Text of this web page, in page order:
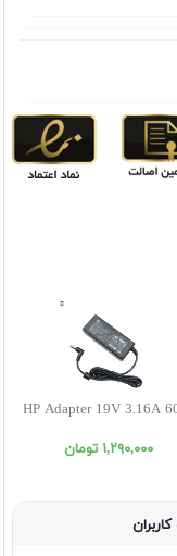
HP Adapter 19V 3.16A
١,٢٩٠,٠٠٠ تومان